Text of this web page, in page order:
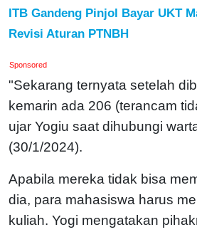
ITB Gandeng Pinjol Bayar UKT
Revisi Aturan PTNBH
Sponsored
"Sekarang ternyata setelah
kemarin ada 206 (terancam
ujar Yogiu saat dihubungi
(30/1/2024).
Apabila mereka tidak bisa
dia, para mahasiswa harus
kuliah. Yogi mengatakan